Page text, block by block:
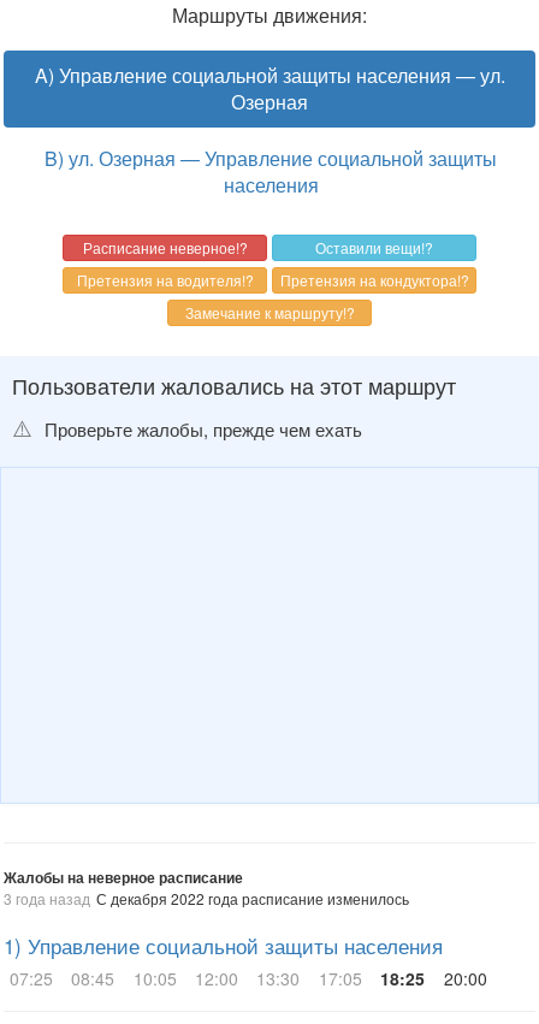
Маршруты движения:
A) Управление социальной защиты населения — ул.
Озерная
B) ул. Озерная — Управление социальной защиты
населения
Пользователи жаловались на этот маршрут
⚠️
Проверьте жалобы, прежде чем ехать
Жалобы на неверное расписание
3 года назад С декабря 2022 года расписание изменилось
1) Управление социальной защиты населения
07:25 08:45 10:05 12:00 13:30 17:05 18:25 20:00